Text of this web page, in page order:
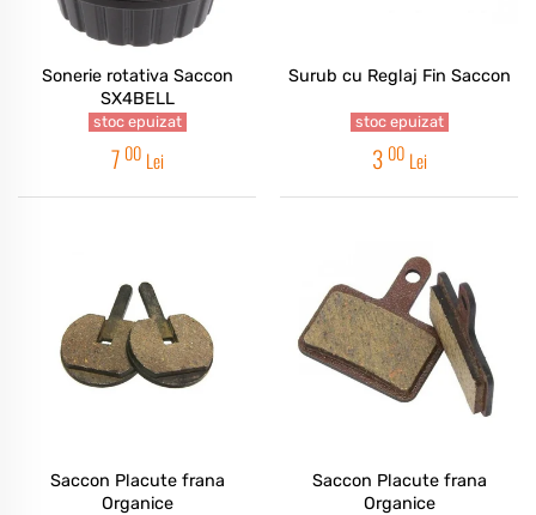
Sonerie rotativa Saccon
SX4BELL
stoc epuizat
7 00 Lei
Surub cu Reglaj Fin Saccon
stoc epuizat
3 00 Lei
Saccon Placute frana
Organice
Saccon Placute frana
Organice